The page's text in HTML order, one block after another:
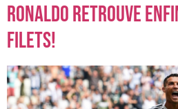
Ronaldo retrouve
filets!